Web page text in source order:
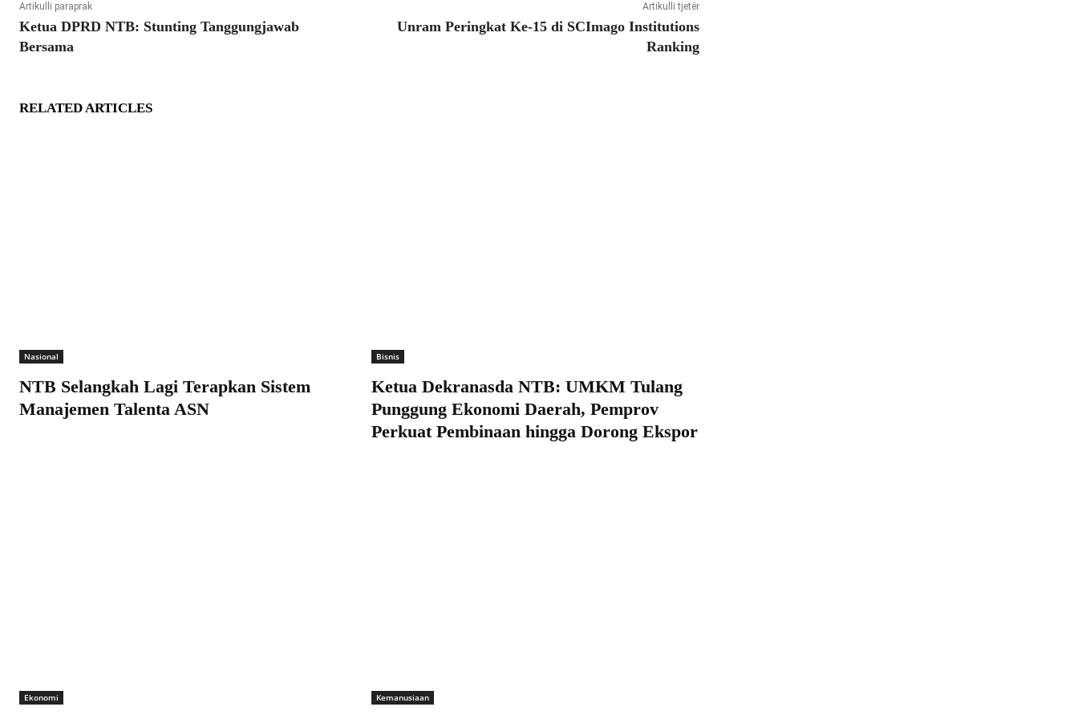
Artikulli paraprak
Ketua DPRD NTB: Stunting Tanggungjawab
Bersama
Artikulli tjetër
Unram Peringkat Ke-15 di SCImago Institutions
Ranking
RELATED ARTICLES
Nasional
NTB Selangkah Lagi Terapkan Sistem
Manajemen Talenta ASN
Bisnis
Ketua Dekranasda NTB: UMKM Tulang
Punggung Ekonomi Daerah, Pemprov
Perkuat Pembinaan hingga Dorong Ekspor
Ekonomi Kemanusiaan